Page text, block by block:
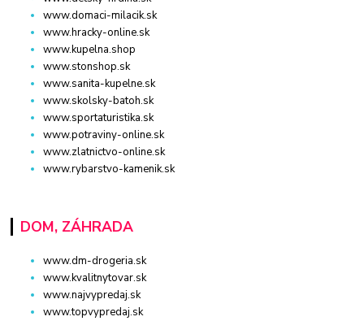
www.domaci-milacik.sk
www.hracky-online.sk
www.kupelna.shop
www.stonshop.sk
www.sanita-kupelne.sk
www.skolsky-batoh.sk
www.sportaturistika.sk
www.potraviny-online.sk
www.zlatnictvo-online.sk
www.rybarstvo-kamenik.sk
DOM, ZÁHRADA
www.dm-drogeria.sk
www.kvalitnytovar.sk
www.najvypredaj.sk
www.topvypredaj.sk